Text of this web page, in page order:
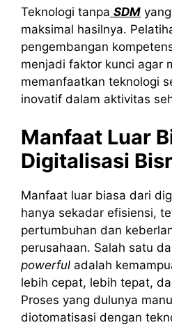
Teknologi tanpa SDM
maksimal hasilnya.
pengembangan
menjadi faktor kunci agar
memanfaatkan teknologi
inovatif dalam aktivitas
Manfaat Luar
Digitalisasi
Manfaat luar biasa dari
hanya sekadar efisiensi,
pertumbuhan dan
perusahaan. Salah satu
powerful adalah
lebih cepat, lebih tepat,
Proses yang dulunya
diotomatisasi dengan